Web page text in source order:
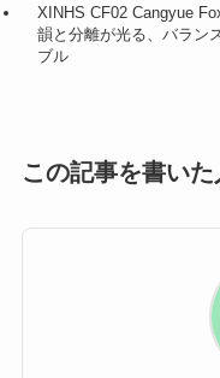
XINHS CF02 Cangyue
韻と分離が光る、バラン
ブル
この記事を書いた